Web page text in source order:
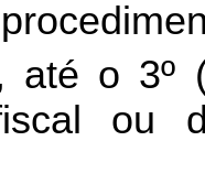
até o 3º
fiscal ou